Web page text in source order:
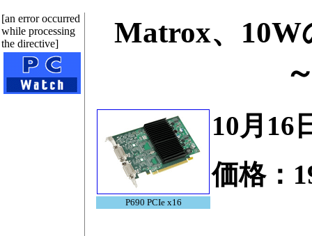
[an error occurred
while processing
the directive]
Matrox、10W
P690 PCIe x16
10月16
価格：